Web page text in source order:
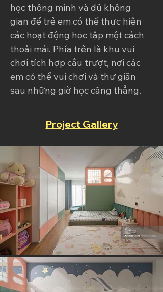
học thông minh và đủ không
gian để trẻ em có thể thực hiện
các hoạt động học tập một cách
thoải mái. Phía trên là khu vui
chơi tích hợp cầu trượt, nơi các
em có thể vui chơi và thư giãn
sau những giờ học căng thẳng.
Project Gallery